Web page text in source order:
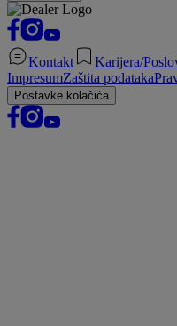
Kontakt Karijera/
ImpresumZaštita podataka
Postavke kolačića